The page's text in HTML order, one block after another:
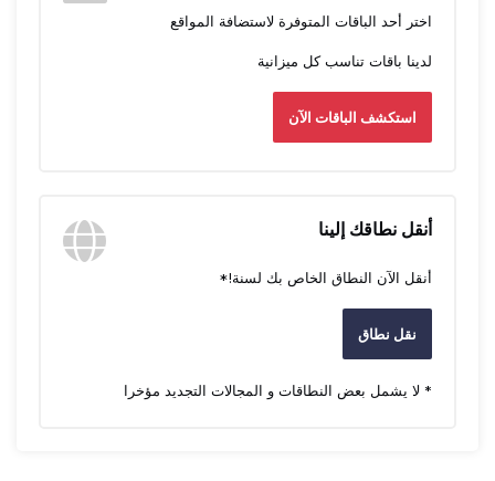
اختر أحد الباقات المتوفرة لاستضافة المواقع
لدينا باقات تناسب كل ميزانية
استكشف الباقات الآن
أنقل نطاقك إلينا
أنقل الآن النطاق الخاص بك لسنة!*
نقل نطاق
* لا يشمل بعض النطاقات و المجالات التجديد مؤخرا